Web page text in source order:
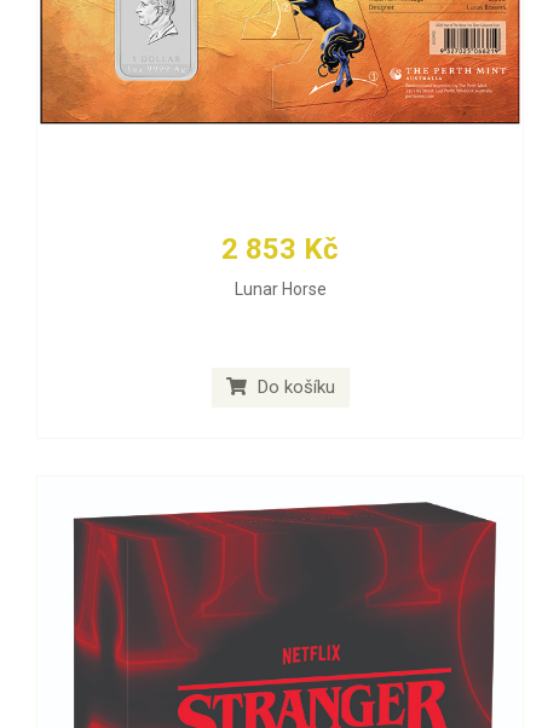
2 853 Kč
Lunar Horse
Do košíku